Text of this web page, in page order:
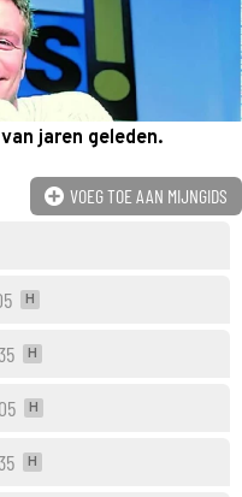
jaren geleden.
VOEG TOE AAN MIJNGIDS
H
H
H
H